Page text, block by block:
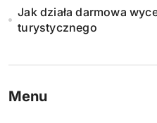
Jak działa darmowa
turystycznego
Menu